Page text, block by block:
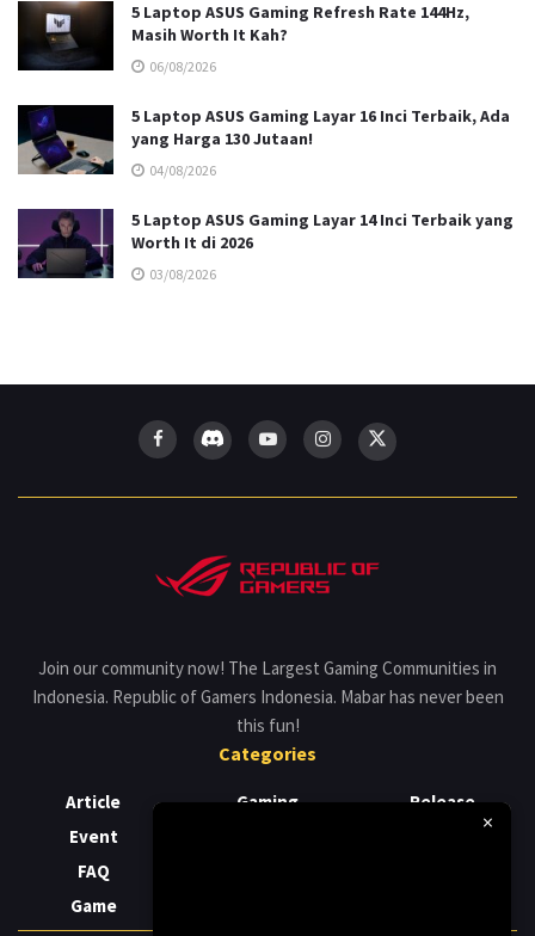
5 Laptop ASUS Gaming Refresh Rate 144Hz,
Masih Worth It Kah?
06/08/2026
5 Laptop ASUS Gaming Layar 16 Inci Terbaik, Ada
yang Harga 130 Jutaan!
04/08/2026
5 Laptop ASUS Gaming Layar 14 Inci Terbaik yang
Worth It di 2026
03/08/2026
Join our community now! The Largest Gaming Communities in
Indonesia. Republic of Gamers Indonesia. Mabar has never been
this fun!
Categories
Article
Event
FAQ
Game
Gaming
Release
×